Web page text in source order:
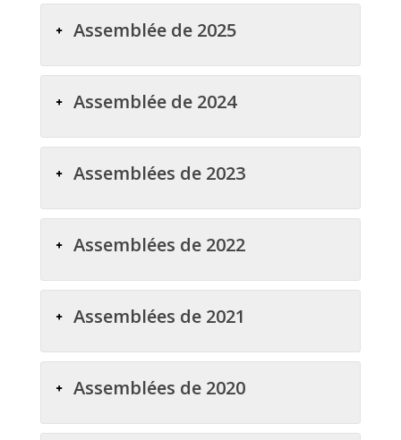
Assemblée de 2025
Assemblée de 2024
Assemblées de 2023
Assemblées de 2022
Assemblées de 2021
Assemblées de 2020